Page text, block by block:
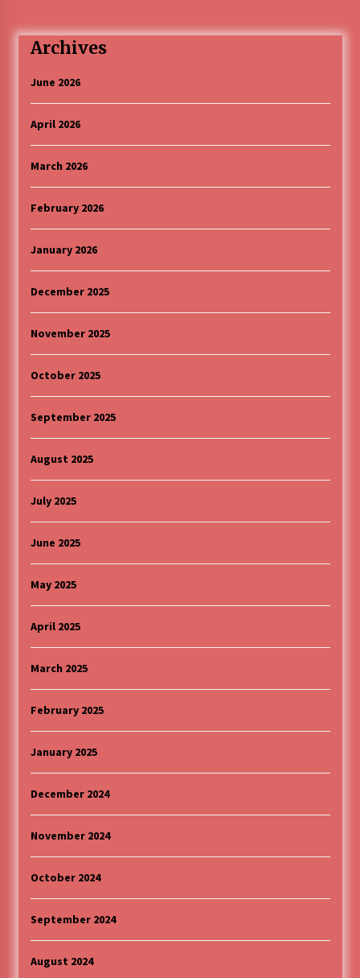
Archives
June 2026
April 2026
March 2026
February 2026
January 2026
December 2025
November 2025
October 2025
September 2025
August 2025
July 2025
June 2025
May 2025
April 2025
March 2025
February 2025
January 2025
December 2024
November 2024
October 2024
September 2024
August 2024